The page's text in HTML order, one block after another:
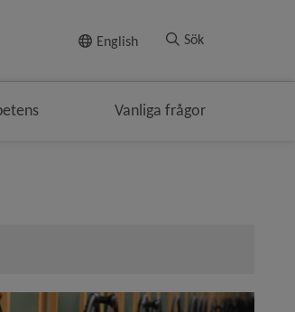
English Sök
Vanliga frågor